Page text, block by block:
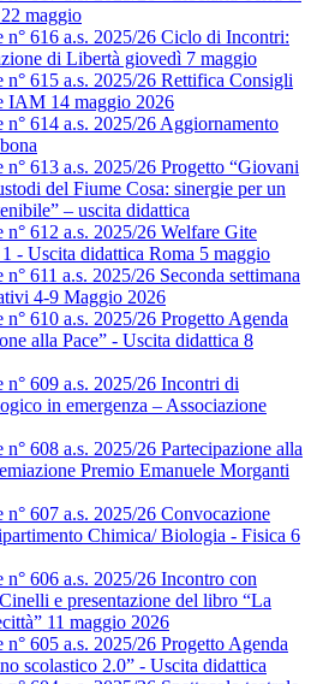
maggio
n° 616 a.s. 2025/26 Ciclo di Incontri:
di Libertà giovedì 7 maggio
n° 615 a.s. 2025/26 Rettifica Consigli
IAM 14 maggio 2026
n° 614 a.s. 2025/26 Aggiornamento
n° 613 a.s. 2025/26 Progetto “Giovani
del Fiume Cosa: sinergie per un
– uscita didattica
n° 612 a.s. 2025/26 Welfare Gite
- Uscita didattica Roma 5 maggio
611 a.s. 2025/26 Seconda settimana
4-9 Maggio 2026
n° 610 a.s. 2025/26 Progetto Agenda
alla Pace” - Uscita didattica 8
n° 609 a.s. 2025/26 Incontri di
in emergenza – Associazione
608 a.s. 2025/26 Partecipazione alla
Premio Emanuele Morganti
n° 607 a.s. 2025/26 Convocazione
Chimica/ Biologia - Fisica 6
n° 606 a.s. 2025/26 Incontro con
e presentazione del libro “La
11 maggio 2026
n° 605 a.s. 2025/26 Progetto Agenda
scolastico 2.0” - Uscita didattica